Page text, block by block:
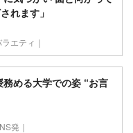
れます」
ラエティ｜
める大学での姿 “お言
発｜